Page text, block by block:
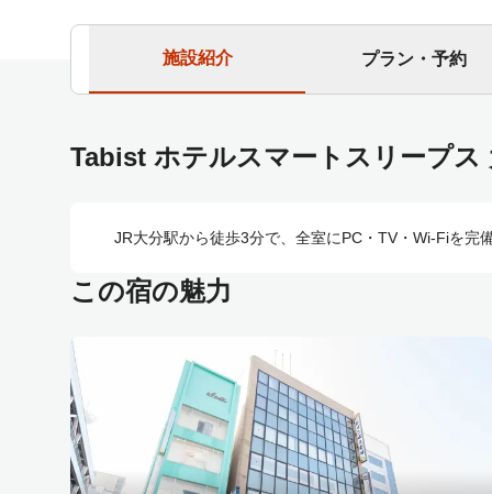
施設紹介 プラン・予約
Tabist ホテルスマートスリープス
JR大分駅から徒歩3分で、全室にPC・TV・Wi-Fiを完
この宿の魅力